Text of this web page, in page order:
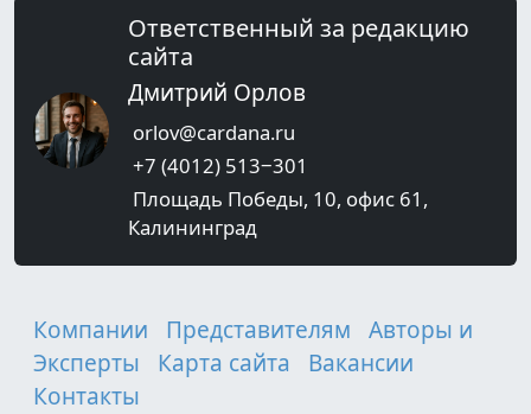
Ответственный за редакцию
сайта
Дмитрий Орлов
orlov@cardana.ru
+7 (4012) 513‒301
Площадь Победы, 10, офис 61,
Калининград
Компании Представителям
Авторы и
Эксперты
Карта сайта
Вакансии
Контакты